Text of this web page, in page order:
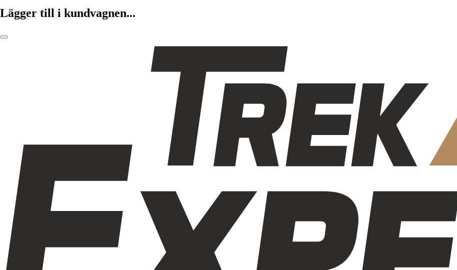
Lägger till i kundvagnen...